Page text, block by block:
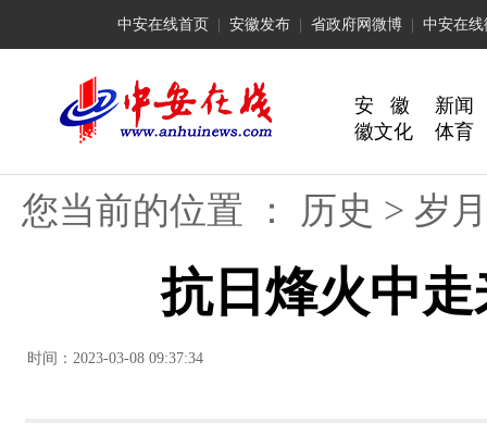
中安在线首页 安徽发布 省政府网微博 中安在线
安 徽
新闻
徽文化
体育
您当前的位置 ： 历史 > 岁
抗日烽火中
时间：2023-03-08 09:37:34